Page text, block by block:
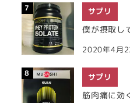
サプリ
僕が摂取し
2020年4月
サプリ
筋肉痛に効